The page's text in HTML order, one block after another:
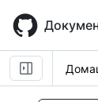
main
content